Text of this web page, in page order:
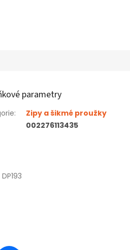
parametry
:
Zipy a šikmé proužky
002276113435
DP193